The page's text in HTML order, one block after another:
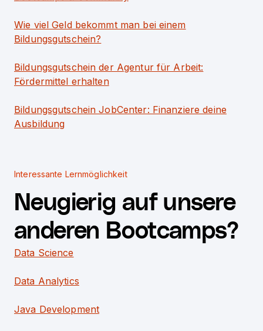
Wie viel Geld bekommt man bei einem
Bildungsgutschein?
Bildungsgutschein der Agentur für Arbeit:
Fördermittel erhalten
Bildungsgutschein JobCenter: Finanziere deine
Ausbildung
Interessante Lernmöglichkeit
Neugierig auf unsere
anderen Bootcamps?
Data Science
Data Analytics
Java Development